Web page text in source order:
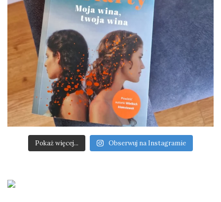
Pokaż więcej... Obserwuj na Instagramie